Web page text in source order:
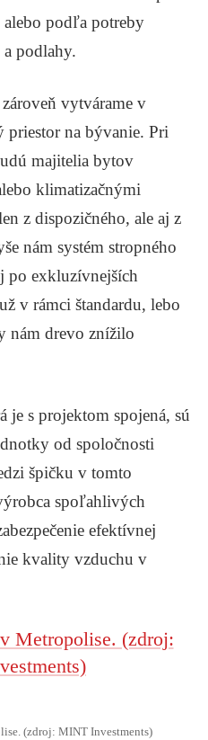
alebo podľa potreby
podlahy.
vytvárame v
na bývanie. Pri
majitelia bytov
klimatizačnými
z dispozičného, ale aj z
nám systém stropného
po exkluzívnejších
v rámci štandardu, lebo
nám drevo znížilo
je s projektom spojená, sú
od spoločnosti
špičku v tomto
spoľahlivých
efektívnej
kvality vzduchu v
(zdroj: MINT Investments)